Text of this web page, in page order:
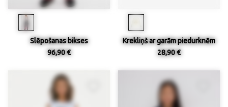
Slēpošanas bikses
96,90 €
Krekliņš ar garām piedurknēm
28,90 €